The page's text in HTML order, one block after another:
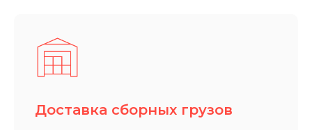
Доставка сборных грузов